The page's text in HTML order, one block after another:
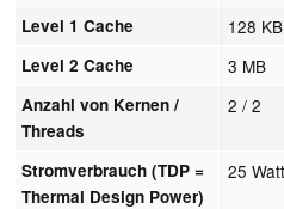
Level 1 Cache 128 KB
Level 2 Cache 3 MB
Anzahl von Kernen /
Threads
2 / 2
Stromverbrauch (TDP =
Thermal Design Power)
25 Watt